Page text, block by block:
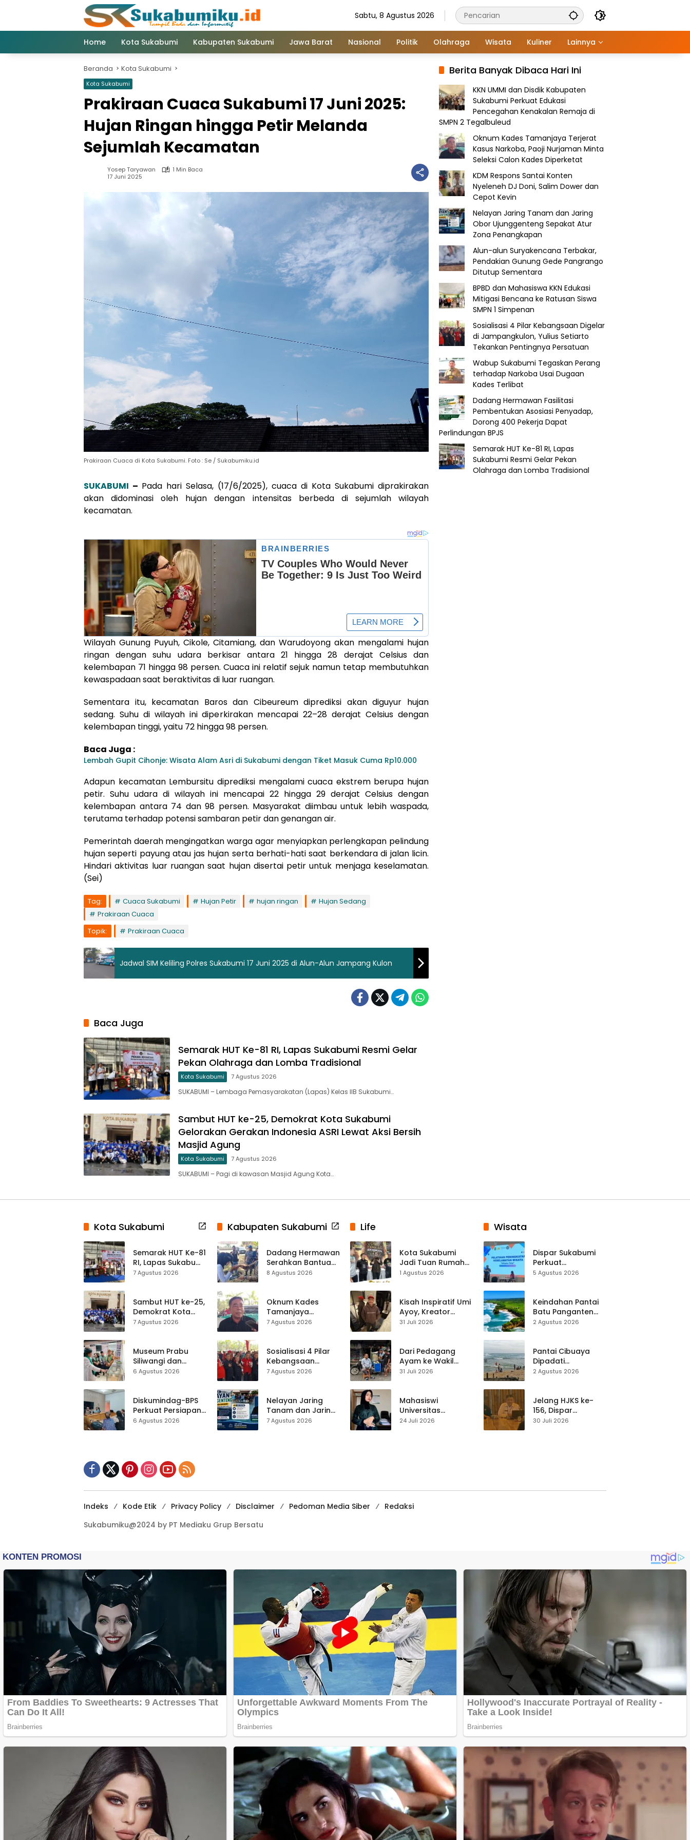
Sabtu, 8 Agustus 2026
Home Kota Sukabumi Kabupaten Sukabumi Jawa Barat Nasional Politik Olahraga Wisata Kuliner Lainnya
Beranda Kota Sukabumi
Kota Sukabumi
Prakiraan Cuaca Sukabumi 17 Juni 2025:
Hujan Ringan hingga Petir Melanda
Sejumlah Kecamatan
Yosep Taryawan
1 Min Baca
17 Juni 2025
Prakiraan Cuaca di Kota Sukabumi. Foto : Se / Sukabumiku.id
SUKABUMI – Pada hari Selasa, (17/6/2025), cuaca di Kota Sukabumi diprakirakan
akan didominasi oleh hujan dengan intensitas berbeda di sejumlah wilayah
kecamatan.
Wilayah Gunung Puyuh, Cikole, Citamiang, dan Warudoyong akan mengalami hujan
ringan dengan suhu udara berkisar antara 21 hingga 28 derajat Celsius dan
kelembapan 71 hingga 98 persen. Cuaca ini relatif sejuk namun tetap membutuhkan
kewaspadaan saat beraktivitas di luar ruangan.
Sementara itu, kecamatan Baros dan Cibeureum diprediksi akan diguyur hujan
sedang. Suhu di wilayah ini diperkirakan mencapai 22–28 derajat Celsius dengan
kelembapan tinggi, yaitu 72 hingga 98 persen.
Baca Juga :
Lembah Gupit Cihonje: Wisata Alam Asri di Sukabumi dengan Tiket Masuk Cuma Rp10.000
Adapun kecamatan Lembursitu diprediksi mengalami cuaca ekstrem berupa hujan
petir. Suhu udara di wilayah ini mencapai 22 hingga 29 derajat Celsius dengan
kelembapan antara 74 dan 98 persen. Masyarakat diimbau untuk lebih waspada,
terutama terhadap potensi sambaran petir dan genangan air.
Pemerintah daerah mengingatkan warga agar menyiapkan perlengkapan pelindung
hujan seperti payung atau jas hujan serta berhati-hati saat berkendara di jalan licin.
Hindari aktivitas luar ruangan saat hujan disertai petir untuk menjaga keselamatan.
(Sei)
Tag: Cuaca Sukabumi Hujan Petir hujan ringan
Hujan Sedang
Prakiraan Cuaca
Topik:
Prakiraan Cuaca
Jadwal SIM Keliling Polres Sukabumi 17 Juni 2025 di Alun-Alun Jampang Kulon
Baca Juga
Semarak HUT Ke-81 RI, Lapas Sukabumi Resmi Gelar
Pekan Olahraga dan Lomba Tradisional
Kota Sukabumi 7 Agustus 2026
SUKABUMI – Lembaga Pemasyarakatan (Lapas) Kelas IIB Sukabumi…
Sambut HUT ke-25, Demokrat Kota Sukabumi
Gelorakan Gerakan Indonesia ASRI Lewat Aksi Bersih
Masjid Agung
Kota Sukabumi 7 Agustus 2026
SUKABUMI – Pagi di kawasan Masjid Agung Kota…
Berita Banyak Dibaca Hari Ini
KKN UMMI dan Disdik Kabupaten
Sukabumi Perkuat Edukasi
Pencegahan Kenakalan Remaja di
SMPN 2 Tegalbuleud
Oknum Kades Tamanjaya Terjerat
Kasus Narkoba, Paoji Nurjaman Minta
Seleksi Calon Kades Diperketat
KDM Respons Santai Konten
Nyeleneh DJ Doni, Salim Dower dan
Cepot Kevin
Nelayan Jaring Tanam dan Jaring
Obor Ujunggenteng Sepakat Atur
Zona Penangkapan
Alun-alun Suryakencana Terbakar,
Pendakian Gunung Gede Pangrango
Ditutup Sementara
BPBD dan Mahasiswa KKN Edukasi
Mitigasi Bencana ke Ratusan Siswa
SMPN 1 Simpenan
Sosialisasi 4 Pilar Kebangsaan Digelar
di Jampangkulon, Yulius Setiarto
Tekankan Pentingnya Persatuan
Wabup Sukabumi Tegaskan Perang
terhadap Narkoba Usai Dugaan
Kades Terlibat
Dadang Hermawan Fasilitasi
Pembentukan Asosiasi Penyadap,
Dorong 400 Pekerja Dapat
Perlindungan BPJS
Semarak HUT Ke-81 RI, Lapas
Sukabumi Resmi Gelar Pekan
Olahraga dan Lomba Tradisional
Kota Sukabumi
Semarak HUT Ke-81
RI, Lapas Sukabumi
Resmi Gelar Pekan
7 Agustus 2026
Sambut HUT ke-25,
Demokrat Kota
Sukabumi
ASRI Lewat Aksi
Bersih Masjid
Agung
7 Agustus 2026
Museum Prabu
Siliwangi dan
Museum Keramik
Hampir 500 Koleksi
Dipisahkan
6 Agustus 2026
Diskumindag-BPS
Perkuat Persiapan
Sensus Ekonomi,
6 Agustus 2026
Kabupaten Sukabumi
Dadang Hermawan
Serahkan Bantuan
Seragam
Ciracap
8 Agustus 2026
Oknum Kades
Tamanjaya
Terjerat Kasus
Seleksi Calon
Kades Diperketat
7 Agustus 2026
Sosialisasi 4 Pilar
Kebangsaan
Digelar di
Tekankan
Pentingnya
Persatuan
7 Agustus 2026
Nelayan Jaring
Tanam dan Jaring
Obor
7 Agustus 2026
Life
Kota Sukabumi
Jadi Tuan Rumah
Kontes Batu Akik
1 Agustus 2026
Kisah Inspiratif Umi
Ayoy, Kreator
TikTok Asal
Live Streaming
31 Juli 2026
Dari Pedagang
Ayam ke Wakil
Ketua DPRD, H.
Pasar Cisaat
31 Juli 2026
Mahasiswi
Universitas
Muhammadiyah
24 Juli 2026
Wisata
Dispar Sukabumi
Perkuat
Keselamatan
Mitigasi hingga
Teknik Evakuasi
5 Agustus 2026
Keindahan Pantai
Batu Panganten
Mulai Dilirik
2 Agustus 2026
Pantai Cibuaya
Dipadati
Wisatawan,
Waspada
2 Agustus 2026
Jelang HJKS ke-
156, Dispar
Kabupaten
30 Juli 2026
Indeks Kode Etik Privacy Policy Disclaimer Pedoman Media Siber
Redaksi
Sukabumiku@2024 by PT Mediaku Grup Bersatu